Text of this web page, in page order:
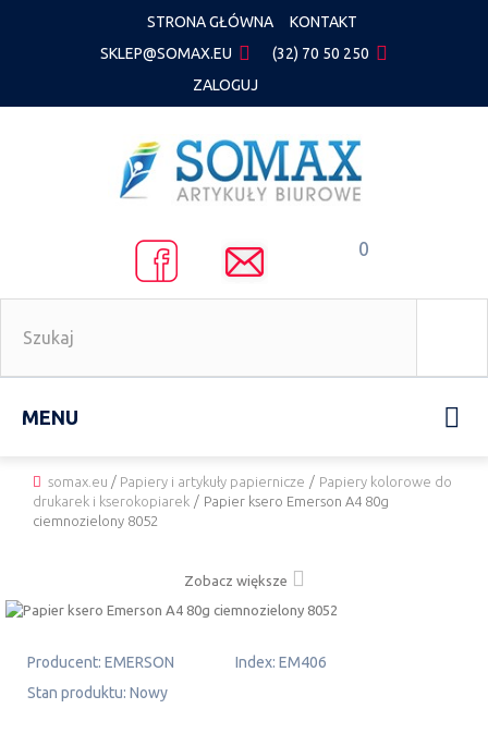
STRONA GŁÓWNA
KONTAKT
SKLEP@SOMAX.EU
(32) 70 50 250
ZALOGUJ
0
MENU
somax.eu / Papiery i artykuły papiernicze / Papiery kolorowe do
drukarek i kserokopiarek / Papier ksero Emerson A4 80g
ciemnozielony 8052
Zobacz większe
Producent: EMERSON Index: EM406
Stan produktu: Nowy